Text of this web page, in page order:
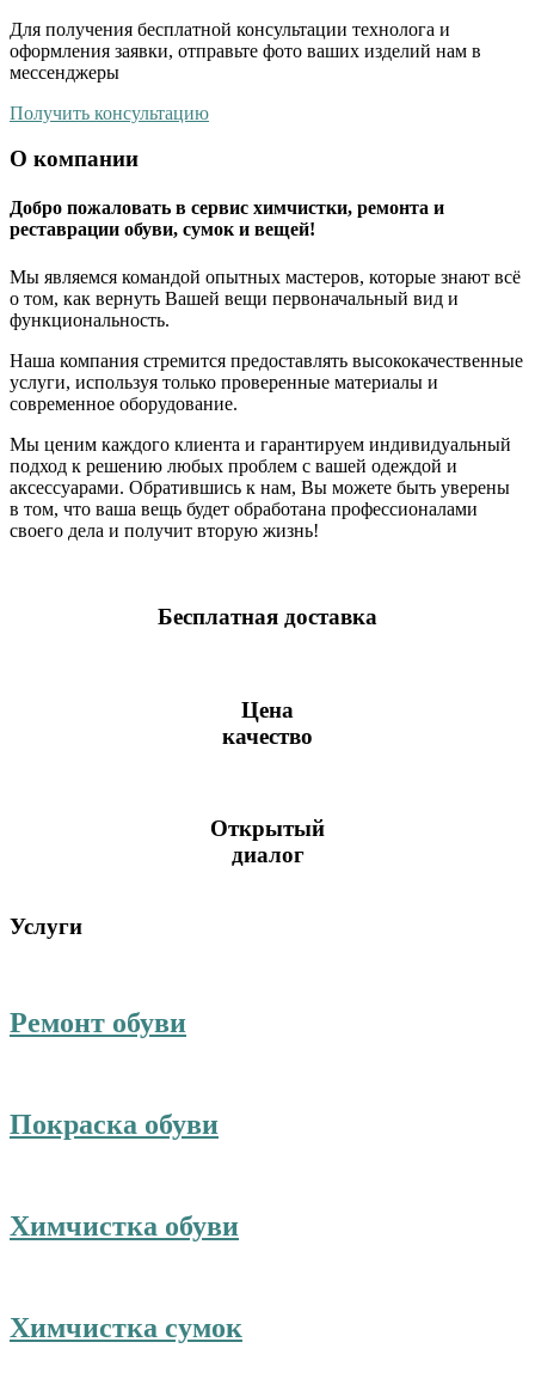
Для получения бесплатной консультации технолога и
оформления заявки, отправьте фото ваших изделий нам в
мессенджеры
Получить консультацию
О компании
Добро пожаловать в сервис химчистки, ремонта и
реставрации обуви, сумок и вещей!
Мы являемся командой опытных мастеров, которые знают всё
о том, как вернуть Вашей вещи первоначальный вид и
функциональность.
Наша компания стремится предоставлять высококачественные
услуги, используя только проверенные материалы и
современное оборудование.
Мы ценим каждого клиента и гарантируем индивидуальный
подход к решению любых проблем с вашей одеждой и
аксессуарами. Обратившись к нам, Вы можете быть уверены
в том, что ваша вещь будет обработана профессионалами
своего дела и получит вторую жизнь!
Бесплатная доставка
Цена
качество
Открытый
диалог
Услуги
Ремонт обуви
Покраска обуви
Химчистка обуви
Химчистка сумок